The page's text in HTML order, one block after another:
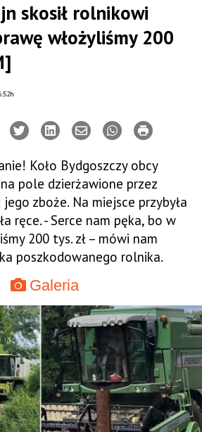
skosił rolnikowi
włożyliśmy 200
Koło Bydgoszczy obcy
pole dzierżawione przez
zboże. Na miejsce przybyła
ręce. - Serce nam pęka, bo w
200 tys. zł – mówi nam
poszkodowanego rolnika.
Galeria